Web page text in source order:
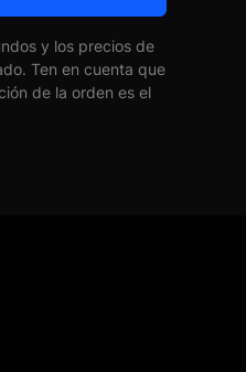
y los precios de
Ten en cuenta que
de la orden es el